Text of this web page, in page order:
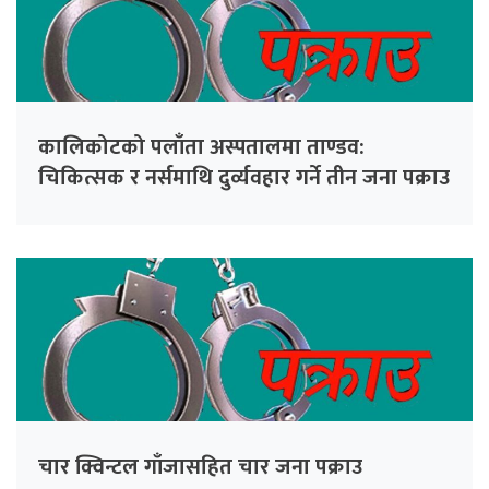
कालिकोटको पलाँता अस्पतालमा ताण्डव:
चिकित्सक र नर्समाथि दुर्व्यवहार गर्ने तीन जना पक्राउ
चार क्विन्टल गाँजासहित चार जना पक्राउ